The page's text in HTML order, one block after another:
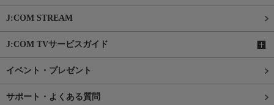
J:COM STREAM
J:COM TVサービスガイド
イベント・プレゼント
サポート・よくある質問